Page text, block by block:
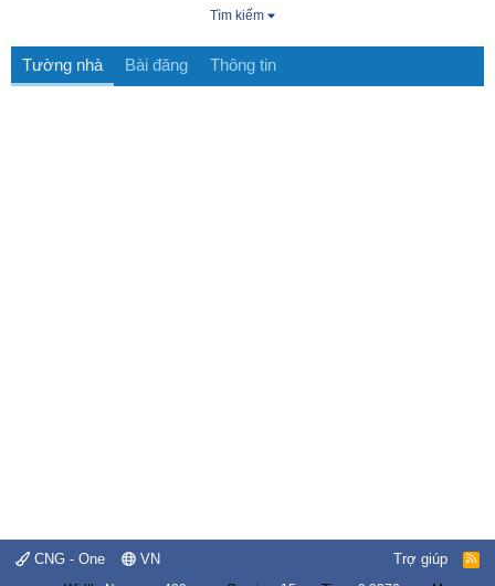
Tìm kiếm
Tường nhà Bài đăng Thông tin
CNG - One VN Trợ giúp
R